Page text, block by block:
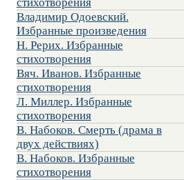
стихотворения
Владимир Одоевский.
Избранные произведения
Н. Рерих. Избранные
стихотворения
Вяч. Иванов. Избранные
стихотворения
Л. Миллер. Избранные
стихотворения
В. Набоков. Смерть (драма в
двух действиях)
В. Набоков. Избранные
стихотворения